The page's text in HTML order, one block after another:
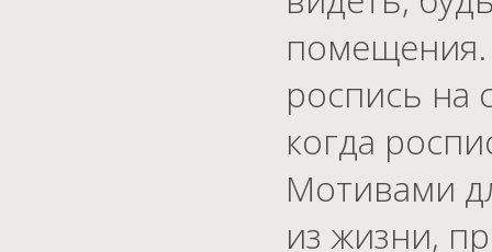
помещения.
роспись на
когда
Мотивами
из жизни,